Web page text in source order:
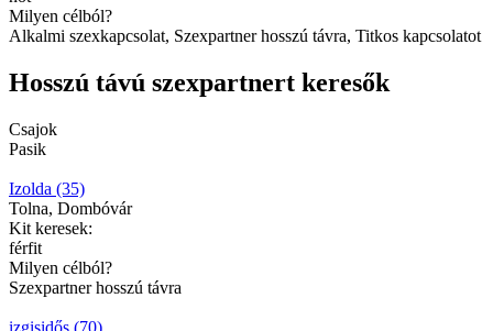
Milyen célból?
Alkalmi szexkapcsolat, Szexpartner hosszú távra, Titkos kapcsolatot
Hosszú távú szexpartnert keresők
Csajok
Pasik
Izolda (35)
Tolna, Dombóvár
Kit keresek:
férfit
Milyen célból?
Szexpartner hosszú távra
izgisidős (70)